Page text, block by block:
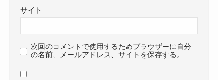
サイト
次回のコメントで使用するためブラウザーに自分
の名前、メールアドレス、サイトを保存する。